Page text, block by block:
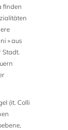
finden
» aus
Stadt.
(it. Colli